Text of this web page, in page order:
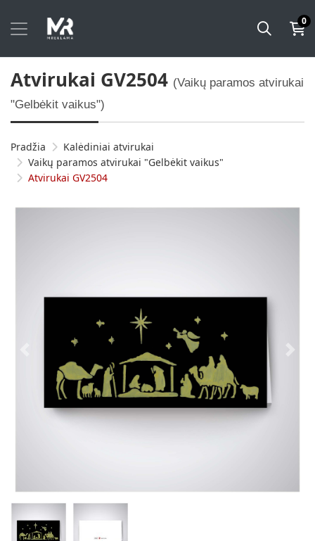
0
Atvirukai GV2504 (Vaikų paramos atvirukai
"Gelbėkit vaikus")
Pradžia
Kalėdiniai atvirukai
Vaikų paramos atvirukai "Gelbėkit vaikus"
Atvirukai GV2504